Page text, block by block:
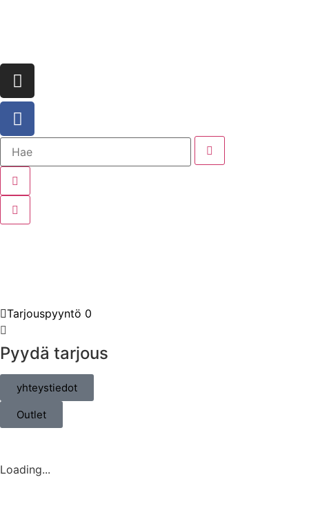
Tarjouspyyntö 0
Pyydä tarjous
yhteystiedot
Outlet
Loading...